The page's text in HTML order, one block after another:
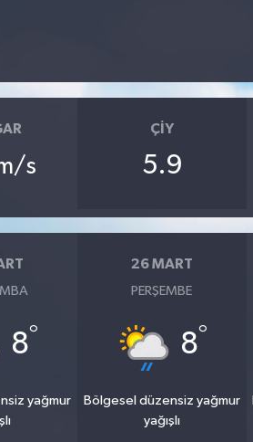
s
ÇIY
5.9
8°
yağmur
26 MART
PERŞEMBE
8°
Bölgesel düzensiz yağmur
yağışlı